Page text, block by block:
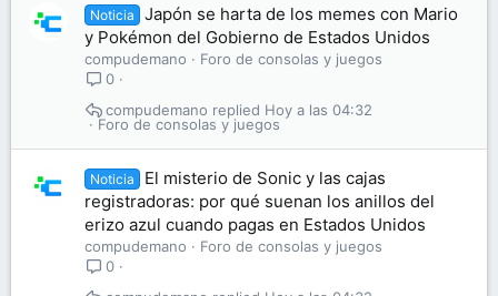
Noticia
Japón se harta de los memes con Mario
y Pokémon del Gobierno de Estados Unidos
compudemano
Foro de consolas y juegos
0
Foro de consolas y juegos
Hoy a las 04:32
compudemano
Noticia
El misterio de Sonic y las cajas
registradoras: por qué suenan los anillos del
erizo azul cuando pagas en Estados Unidos
compudemano
Foro de consolas y juegos
0